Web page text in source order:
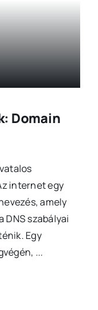
Domain
internet egy
amely
DNS szabályai
Egy
...